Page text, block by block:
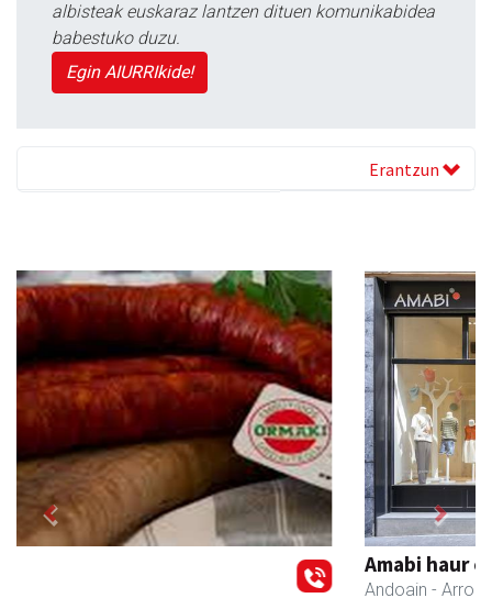
albisteak euskaraz lantzen dituen komunikabidea
babestuko duzu.
Egin AIURRIkide!
Erantzun
Previous Next